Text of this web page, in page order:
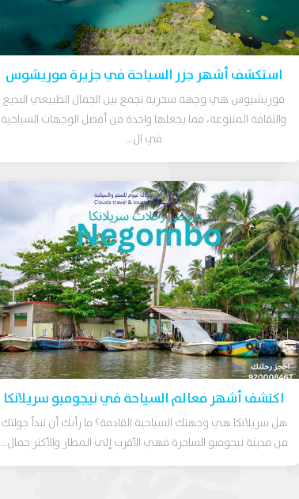
استكشف أشهر جزر السياحة في جزيرة موريشوس
موريشيوس هي وجهة سحرية تجمع بين الجمال الطبيعي البديع
والثقافة المتنوعة، مما يجعلها واحدة من أفضل الوجهات السياحية
في ال...
اكتشف أشهر معالم السياحة في نيجومبو سريلانكا
هل سريلانكا هي وجهتك السياحية القادمة؟ ما رأيك أن تبدأ جولتك
من مدينة نيجومبو الساحرة فهي الأقرب إلى المطار والأكثر جمال...